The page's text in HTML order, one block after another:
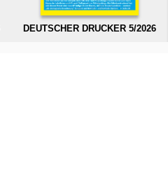
DEUTSCHER DRUCKER 5/2026